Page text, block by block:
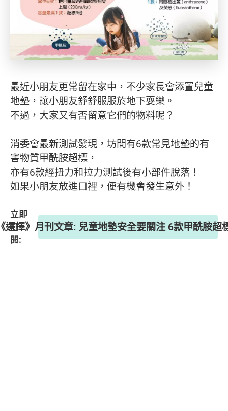
最近小朋友更常留在家中，不少家長會添置兒童
地墊，讓小朋友舒舒服服於地下耍樂。
不過，大家又有否留意它們的物料呢？
消委會最新測試發現，坊間有6款常見地墊的有
害物質甲酰胺超標，
亦有6款經扭力和拉力測試後有小部件脫落！
如果小朋友放進口裡，便有機會發生意外！
立即
訂
閱:
選擇》月刊文章: 兒童地墊安全要關注 6款甲酰胺超